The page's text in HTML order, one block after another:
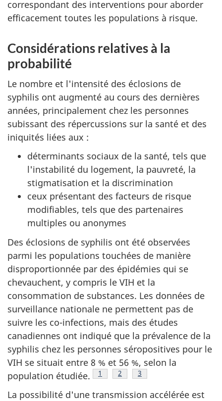
correspondant des interventions pour aborder
efficacement toutes les populations à risque.
Considérations relatives à la
probabilité
Le nombre et l'intensité des éclosions de
syphilis ont augmenté au cours des dernières
années, principalement chez les personnes
subissant des répercussions sur la santé et des
iniquités liées aux :
déterminants sociaux de la santé, tels que
l'instabilité du logement, la pauvreté, la
stigmatisation et la discrimination
ceux présentant des facteurs de risque
modifiables, tels que des partenaires
multiples ou anonymes
Des éclosions de syphilis ont été observées
parmi les populations touchées de manière
disproportionnée par des épidémies qui se
chevauchent, y compris le VIH et la
consommation de substances. Les données de
surveillance nationale ne permettent pas de
suivre les co-infections, mais des études
canadiennes ont indiqué que la prévalence de la
syphilis chez les personnes séropositives pour le
VIH se situait entre 8 % et 56 %, selon la
population étudiée.
Note de bas de page
1 Note de bas de page
2 Note de bas de page
3
La possibilité d'une transmission accélérée est